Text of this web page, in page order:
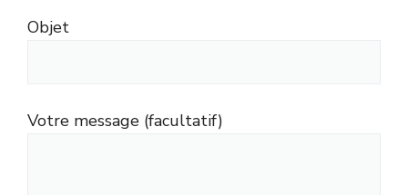
Objet
Votre message (facultatif)